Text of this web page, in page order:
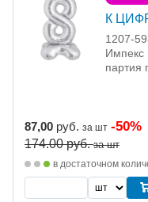
К
1207-
Импекс
партия
87,00 руб. за шт -50%
174.00руб. за шт
в достаточном